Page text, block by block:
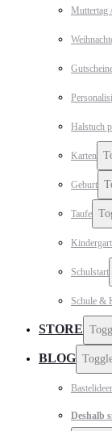
Muttertag
Halstuch
Karten
Geburt
Taufe
Schulstart
Schule &
STORE
BLOG
Deshalb